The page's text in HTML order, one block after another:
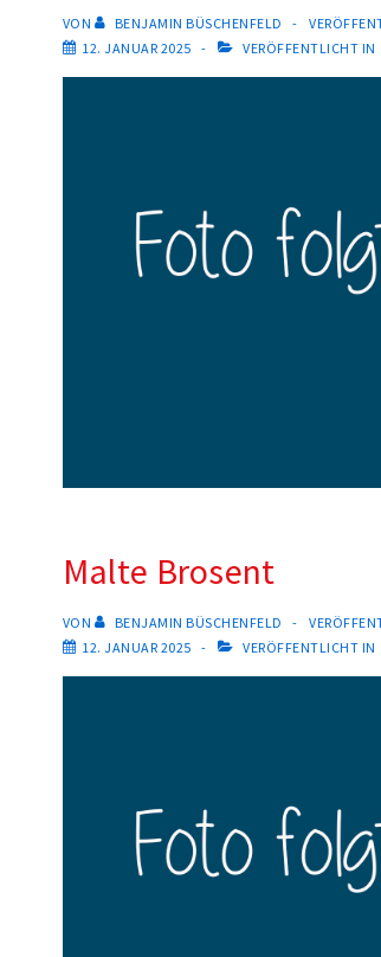
VON BENJAMIN BÜSCHENFELD
12. JANUAR 2025
VERÖFFENTLICHT IN
Malte Brosent
VON BENJAMIN BÜSCHENFELD
12. JANUAR 2025
VERÖFFENTLICHT IN